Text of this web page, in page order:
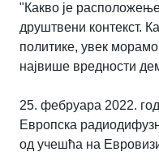
"Какво је
друштвени контекст.
политике, увек
највише вредности
25. фебруара 2022.
Европска
од учешћа на